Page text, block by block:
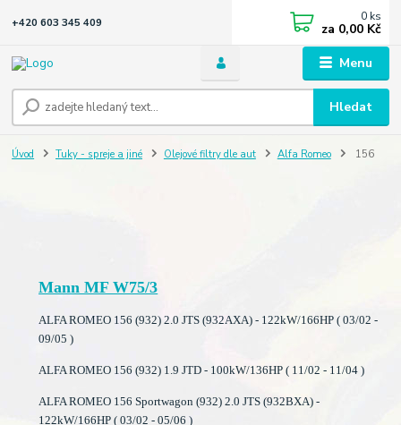
Menu
Hledat
+420 603 345 409 0 ks
za 0,00 Kč
Úvod Tuky - spreje a jiné Olejové filtry dle aut Alfa Romeo 156
Mann MF W75/3
ALFA ROMEO 156 (932) 2.0 JTS (932AXA) - 122kW/166HP ( 03/02 -
09/05 )
ALFA ROMEO 156 (932) 1.9 JTD - 100kW/136HP ( 11/02 - 11/04 )
ALFA ROMEO 156 Sportwagon (932) 2.0 JTS (932BXA) -
122kW/166HP ( 03/02 - 05/06 )